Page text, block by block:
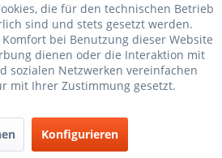
die für den technischen Betrieb
sind und stets gesetzt werden.
bei Benutzung dieser Website
dienen oder die Interaktion mit
sozialen Netzwerken vereinfachen
mit Ihrer Zustimmung gesetzt.
Konfigurieren